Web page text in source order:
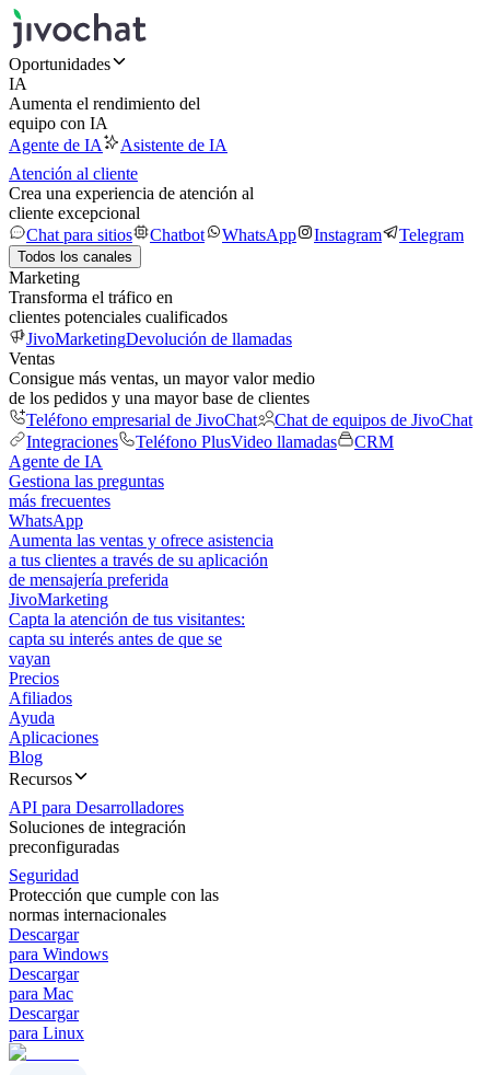
Oportunidades
IA
Aumenta el rendimiento del
equipo con IA
Agente de IA
Asistente de IA
Atención al cliente
Crea una experiencia de atención al
cliente excepcional
Chat para sitios
Chatbot WhatsApp Instagram Telegram
Todos los canales
Marketing
Transforma el tráfico en
clientes potenciales cualificados
JivoMarketingDevolución de llamadas
Ventas
Consigue más ventas, un mayor valor medio
de los pedidos y una mayor base de clientes
Teléfono empresarial de JivoChat
Chat de equipos de JivoChat
Integraciones
Teléfono PlusVideo llamadas
CRM
Agente de IA
Gestiona las preguntas
más frecuentes
WhatsApp
Aumenta las ventas y ofrece asistencia
a tus clientes a través de su aplicación
de mensajería preferida
JivoMarketing
Capta la atención de tus visitantes:
capta su interés antes de que se
vayan
Precios
Afiliados
Ayuda
Aplicaciones
Blog
Recursos
API para Desarrolladores
Soluciones de integración
preconfiguradas
Seguridad
Protección que cumple con las
normas internacionales
Descargar
para Windows
Descargar
para Mac
Descargar
para Linux